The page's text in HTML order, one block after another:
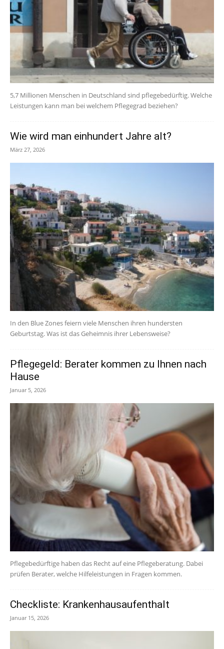
5,7 Millionen Menschen in Deutschland sind pflegebedürftig. Welche
Leistungen kann man bei welchem Pflegegrad beziehen?
Wie wird man einhundert Jahre alt?
März 27, 2026
In den Blue Zones feiern viele Menschen ihren hundersten
Geburtstag. Was ist das Geheimnis ihrer Lebensweise?
Pflegegeld: Berater kommen zu Ihnen nach
Hause
Januar 5, 2026
Pflegebedürftige haben das Recht auf eine Pflegeberatung. Dabei
prüfen Berater, welche Hilfeleistungen in Fragen kommen.
Checkliste: Krankenhausaufenthalt
Januar 15, 2026